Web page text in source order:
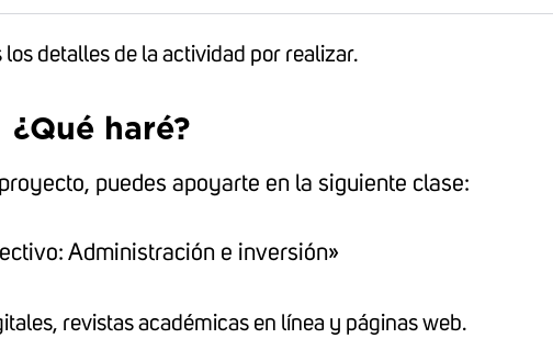
detalles de la actividad por realizar.
¿Qué haré?
puedes apoyarte en la siguiente clase:
Administración e inversión»
revistas académicas en línea y páginas web.